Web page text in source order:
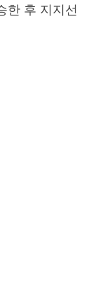
한 후 지지선